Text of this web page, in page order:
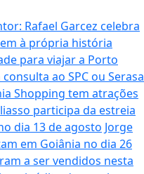
Rafael Garcez celebra
à própria história
para viajar a Porto
ao SPC ou Serasa
Shopping tem atrações
participa da estreia
dia 13 de agosto Jorge
em Goiânia no dia 26
a ser vendidos nesta